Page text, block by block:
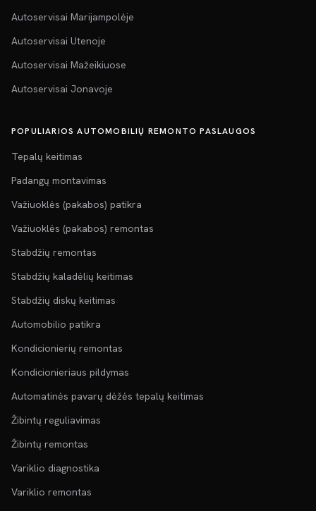
Autoservisai Marijampolėje
Autoservisai Utenoje
Autoservisai Mažeikiuose
Autoservisai Jonavoje
POPULIARIOS AUTOMOBILIŲ REMONTO PASLAUGOS
Tepalų keitimas
Padangų montavimas
Važiuoklės (pakabos) patikra
Važiuoklės (pakabos) remontas
Stabdžių remontas
Stabdžių kaladėlių keitimas
Stabdžių diskų keitimas
Automobilio patikra
Kondicionierių remontas
Kondicionieriaus pildymas
Automatinės pavarų dėžės tepalų keitimas
Žibintų reguliavimas
Žibintų remontas
Variklio diagnostika
Variklio remontas